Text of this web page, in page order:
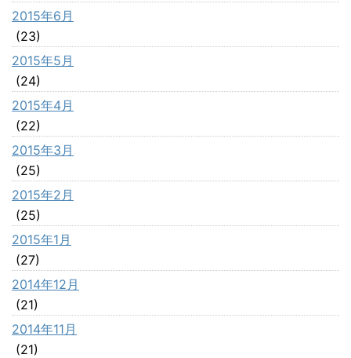
2015年6月
(23)
2015年5月
(24)
2015年4月
(22)
2015年3月
(25)
2015年2月
(25)
2015年1月
(27)
2014年12月
(21)
2014年11月
(21)